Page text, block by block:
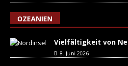
OZEANIEN
Vielfältigkeit von
8. Juni 2026